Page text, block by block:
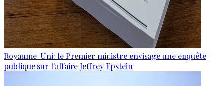
Royaume-Uni: le Premier ministre envisage une enquête
publique sur l'affaire Jeffrey Epstein